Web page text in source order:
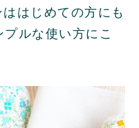
はじめての方にも
ルな使い方にこ